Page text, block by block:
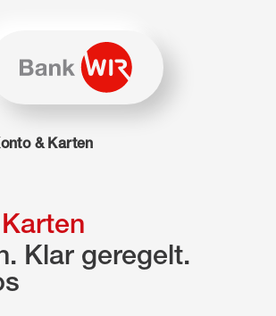
Seite wird JavaScript benötigt.
& Karten
Klar geregelt.